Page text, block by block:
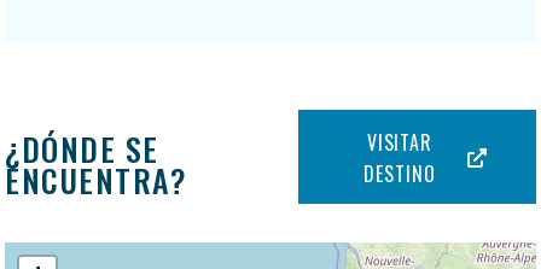
¿DÓNDE SE
ENCUENTRA?
VISITAR
DESTINO